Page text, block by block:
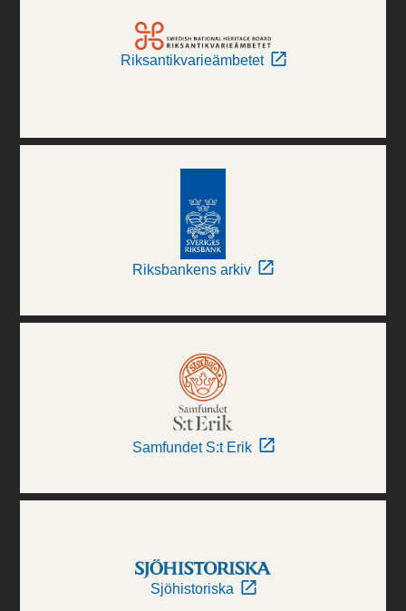
Riksantikvarieämbetet
Riksbankens arkiv
Samfundet S:t Erik
Sjöhistoriska